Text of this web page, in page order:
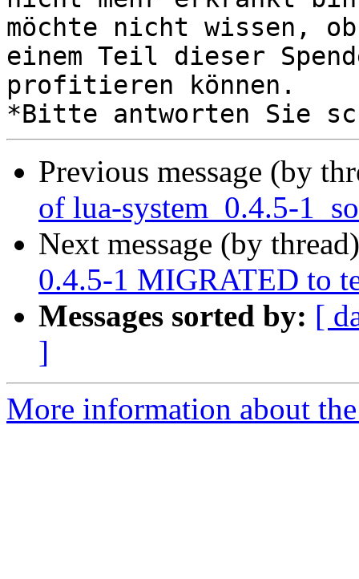
möchte nicht wissen,
einem Teil dieser
profitieren können.
Previous message (by
of lua-system_0.4.5-
Next message (by
0.4.5-1 MIGRATED to
Messages sorted by: [
]
More information about